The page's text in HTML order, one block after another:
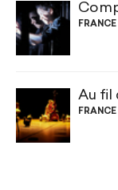
FRANCE
Au fil
FRANCE